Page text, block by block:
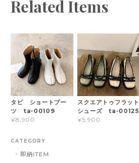
Related Items
タビ ショートブー
ツ ta-00109
¥8,900
スクエアトゥフラット
シューズ ta-00125
¥5,900
CATEGORY
即納ITEM